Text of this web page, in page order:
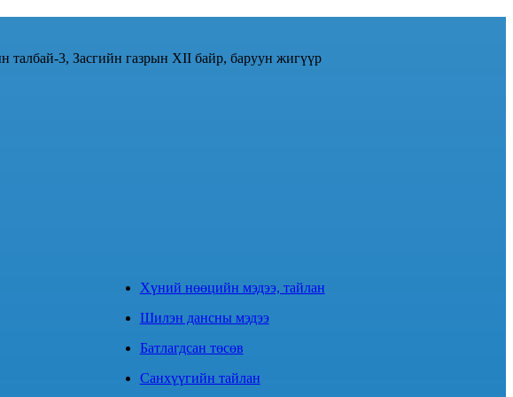
талбай-3, Засгийн газрын XII байр, баруун жигүүр
Хүний нөөцийн мэдээ, тайлан
Шилэн дансны мэдээ
Батлагдсан төсөв
Санхүүгийн тайлан